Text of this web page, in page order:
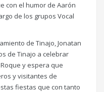
con el humor de Aarón
de los grupos Vocal
de Tinajo, Jonatan
de Tinajo a celebrar
y espera que
y visitantes de
fiestas que con tanto